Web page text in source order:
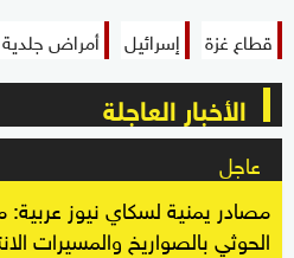
قطاع غزة إسرائيل أمراض جلدية
الأخبار العاجلة
عاجل
مصادر يمنية لسكاي نيوز
الحوثي بالصواريخ والمسيرات